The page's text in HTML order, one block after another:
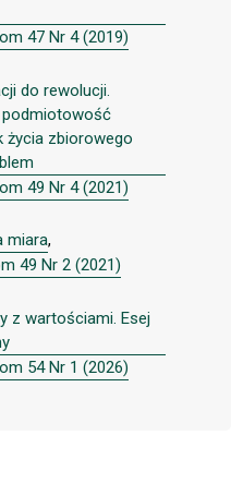
47 Nr 4 (2019)
do rewolucji.
podmiotowość
życia zbiorowego
49 Nr 4 (2021)
miara,
49 Nr 2 (2021)
z wartościami. Esej
54 Nr 1 (2026)